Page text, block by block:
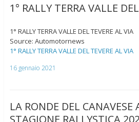
1° RALLY TERRA VALLE
1° RALLY TERRA VALLE DEL TEVERE AL VIA
Source: Automotornews
1° RALLY TERRA VALLE DEL TEVERE AL VIA
16 gennaio 2021
LA RONDE DEL CANAVESE
STAGIONE RALLYSTICA